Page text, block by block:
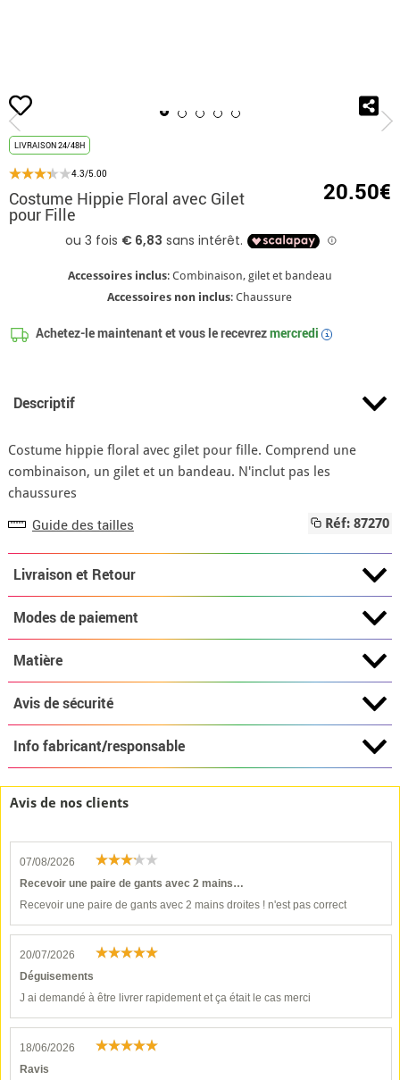
Accueil Costume Hippie Floral avec
LIVRAISON 24/48H
4.3/5.00
Costume Hippie Floral avec Gilet
pour Fille
20.50€
Accessoires inclus: Combinaison, gilet et bandeau
Accessoires non inclus: Chaussure
Achetez-le maintenant et vous le recevrezmercredi i
Descriptif
Costume hippie floral avec gilet pour fille. Comprend une
combinaison, un gilet et un bandeau. N'inclut pas les
chaussures
Guide des tailles Réf: 87270
Livraison et Retour
Modes de paiement
Matière
Avis de sécurité
Info fabricant/responsable
Avis de nos clients
07/08/2026
Recevoir une paire de gants avec 2 mains…
Recevoir une paire de gants avec 2 mains droites ! n'est pas correct
20/07/2026
Déguisements
J ai demandé à être livrer rapidement et ça était le cas merci
18/06/2026
Ravis